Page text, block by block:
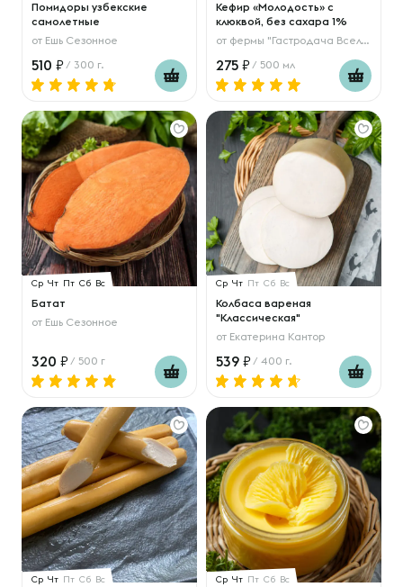
Помидоры узбекские
самолетные
от Ешь Сезонное
510 / 300 г.
Кефир «Молодость» с
клюквой, без сахара 1%
от фермы "Гастродача Вселуг"
275 / 500 мл
Ср Чт Пт Сб Вс
Батат
от Ешь Сезонное
320 / 500 г
Ср Чт Пт Сб Вс
Колбаса вареная
"Классическая"
от Екатерина Кантор
539 / 400 г.
Ср Чт Пт Сб Вс Ср Чт Пт Сб Вс